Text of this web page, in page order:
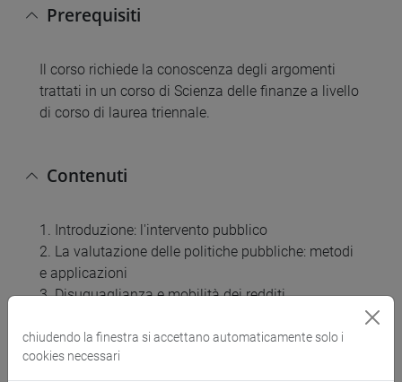
Prerequisiti
Il corso richiede la conoscenza degli argomenti
trattati in un corso di Scienza delle finanze a livello
di corso di laurea triennale.
Contenuti
1. Introduzione: l'intervento pubblico
2. La valutazione delle politiche pubbliche: metodi
e applicazioni
3. Disuguaglianza e mobilità dei redditi
risposte comportamentali
5. I programmi di welfare
chiudendo la finestra si accettano automaticamente solo i
cookies necessari